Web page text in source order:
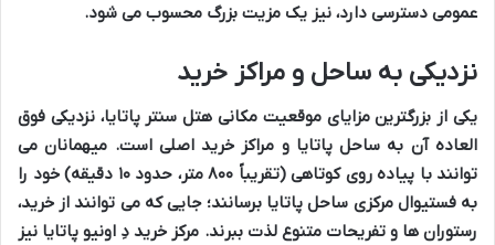
عمومی دسترسی دارد، نیز یک مزیت بزرگ محسوب می شود.
نزدیکی به ساحل و مراکز خرید
یکی از بزرگترین مزایایموقعیت مکانی هتل سنتر پاتایا،نزدیکی فوق
العادهآن به ساحل پاتایا و مراکز خرید اصلی است. میهمانان می
توانند با پیاده روی کوتاهی
(تقریباً ۸۰۰ متر، حدود ۱۰ دقیقه) خود را
بهفستیوال مرکزی ساحل پاتایا برسانند؛ جایی که می توانند از خرید،
رستوران ها وتفریحات متنوع لذت ببرند. مرکز خرید دِ اونیو پاتایا نیز